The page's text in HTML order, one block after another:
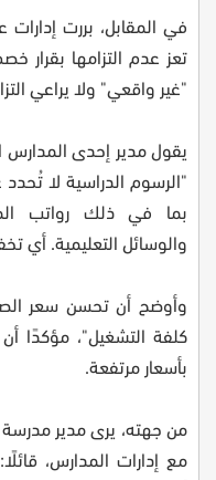
في المقابل، بررت
تعز عدم التزامها بقرار
"غير واقعي" ولا يراعي
يقول مدير إحدى
"الرسوم الدراسية لا
بما في ذلك رواتب
والوسائل التعليمية. أي
وأوضح أن تحسن سعر
كلفة التشغيل"، مؤكدًا
بأسعار مرتفعة.
من جهته، يرى مدير مدرسة
مع إدارات المدارس،